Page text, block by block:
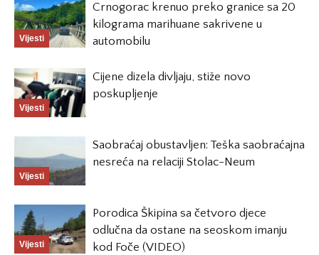
Vijesti
Crnogorac krenuo preko granice sa 20
kilograma marihuane sakrivene u
automobilu
Vijesti
Cijene dizela divljaju, stiže novo
poskupljenje
Vijesti
Saobraćaj obustavljen: Teška saobraćajna
nesreća na relaciji Stolac-Neum
Vijesti
Porodica Škipina sa četvoro djece
odlučna da ostane na seoskom imanju
kod Foče (VIDEO)